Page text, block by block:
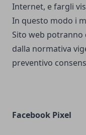
Internet, e fargli
In questo modo i
Sito web potranno
dalla normativa
preventivo
Facebook Pixel